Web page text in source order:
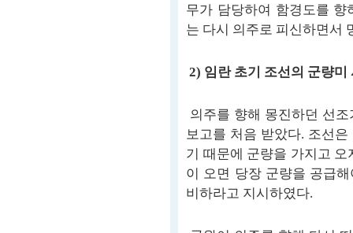
무가 담당하여 함경도를
는 다시 의주로 피신하면서
2) 임란 초기 조선의 군량미
의주를 향해 몽진하던 선
보고를 처음 받았다. 조선
기 때문에 군량을 가지고
이 오면 당장 군량을 공급
비하라고 지시하였다.